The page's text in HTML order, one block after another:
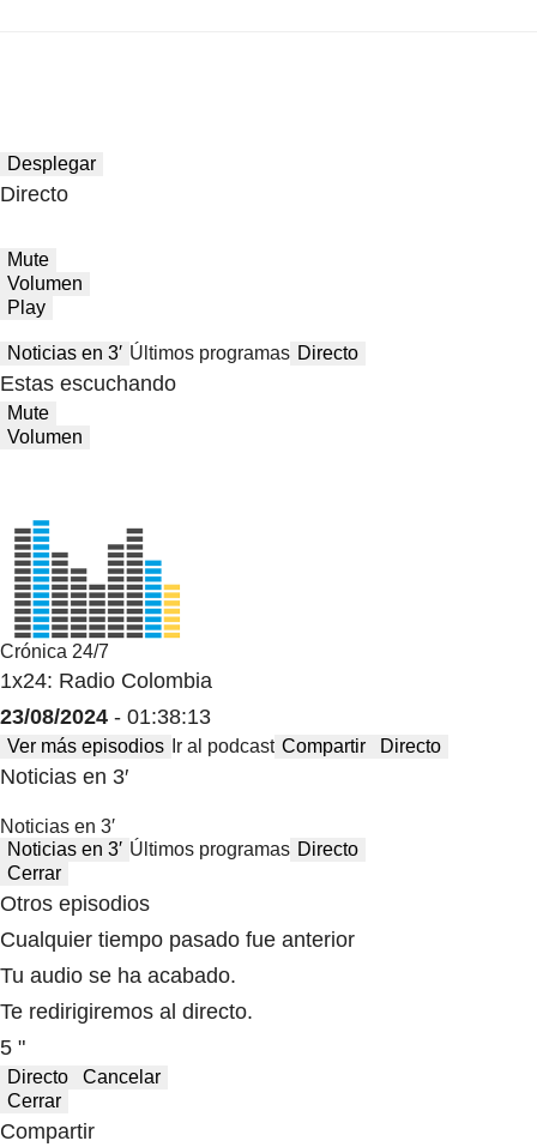
Desplegar
Directo
Mute
Volumen
Play
Noticias en 3′ Últimos programas Directo
Estas escuchando
Mute
Volumen
Crónica 24/7
1x24: Radio Colombia
23/08/2024 - 01:38:13
Ver más episodios Ir al podcast Compartir Directo
Noticias en 3′
Noticias en 3′
Noticias en 3′ Últimos programas Directo
Cerrar
Otros episodios
Cualquier tiempo pasado fue anterior
Tu audio se ha acabado.
Te redirigiremos al directo.
5 "
Directo
Cancelar
Cerrar
Compartir